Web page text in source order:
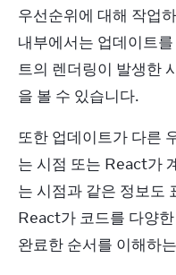
우선순위에 대해 작업
내부에서는 업데이트
트의 렌더링이 발생한
을 볼 수 있습니다.
또한 업데이트가 다른
는 시점 또는 React가
는 시점과 같은 정보도
React가 코드를 다양
완료한 순서를 이해하